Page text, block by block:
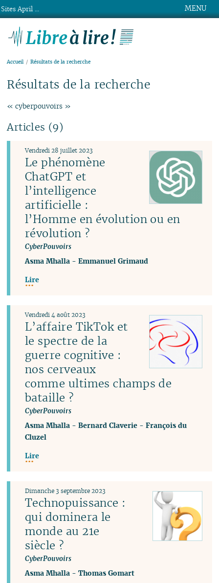
MENU
Accueil Résultats de la recherche
Résultats de la recherche
« cyberpouvoirs »
Articles (9)
Le phénomène
ChatGPT et
l’intelligence
artificielle :
l’Homme en évolution ou en
révolution ?
CyberPouvoirs
Vendredi 28 juillet 2023
Asma Mhalla -Emmanuel Grimaud
Lire
L’affaire TikTok et
le spectre de la
guerre cognitive :
nos cerveaux
comme ultimes champs de
bataille ?
CyberPouvoirs
Vendredi 4 août 2023
Asma Mhalla -Bernard Claverie -François du
Cluzel
Lire
Technopuissance :
qui dominera le
monde au 21e
siècle ?
CyberPouvoirs
Dimanche 3 septembre 2023
Asma Mhalla -Thomas Gomart
Sites April ...